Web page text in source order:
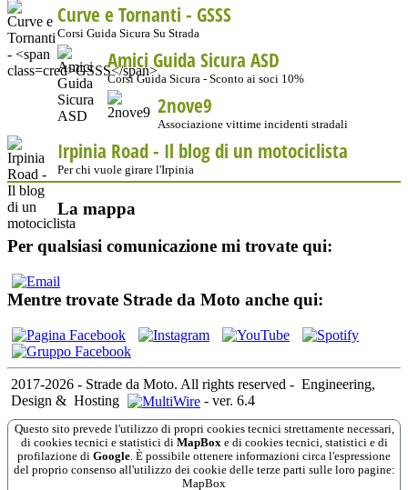
Curve e Tornanti - GSSS
Corsi Guida Sicura Su Strada
Amici Guida Sicura ASD
Corsi Guida Sicura - Sconto ai soci 10%
2nove9
Associazione vittime incidenti stradali
Irpinia Road - Il blog di un motociclista
Per chi vuole girare l'Irpinia
La mappa
Per qualsiasi comunicazione mi trovate qui:
Mentre trovate Strade da Moto anche qui:
2017-2026 - Strade da Moto. All rights reserved - Engineering,
Design & Hosting - ver. 6.4
Questo sito prevede l'utilizzo di propri cookies tecnici strettamente necessari,
di cookies tecnici e statistici di MapBoxe di cookies tecnici, statistici e di
profilazione di Google. È possibile ottenere informazioni circa l'espressione
del proprio consenso all'utilizzo dei cookie delle terze parti sulle loro pagine:
MapBox